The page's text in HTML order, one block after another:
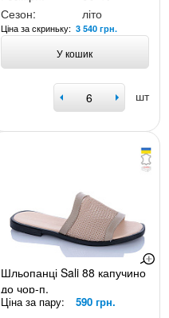
Сезон:
літо
Ціна за скриньку:3 540 грн.
У кошик
шт
Шльопанці Sali 88 капучино
до чор-п.
Ціна за пару: 590 грн.